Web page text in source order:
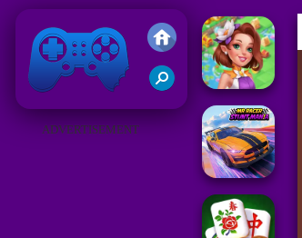
Juegos Friv 2019
ADVERTISEMENT